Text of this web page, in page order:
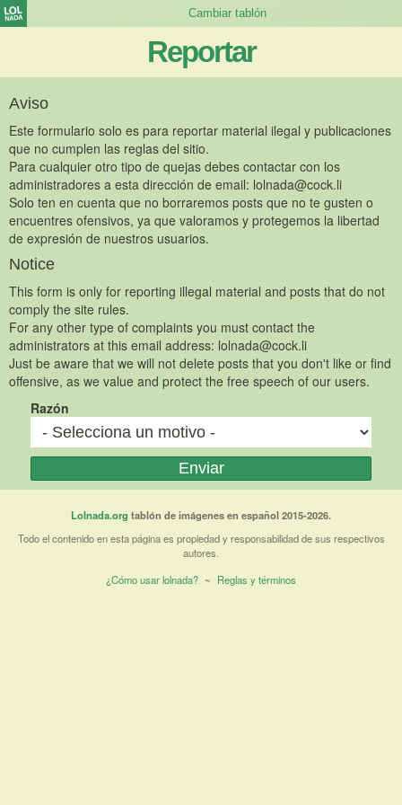
Reportar
Aviso
Este formulario solo es para reportar material ilegal y publicaciones
que no cumplen las reglas del sitio.
Para cualquier otro tipo de quejas debes contactar con los
administradores a esta dirección de email: lolnada@cock.li
Solo ten en cuenta que no borraremos posts que no te gusten o
encuentres ofensivos, ya que valoramos y protegemos la libertad
de expresión de nuestros usuarios.
Notice
This form is only for reporting illegal material and posts that do not
comply the site rules.
For any other type of complaints you must contact the
administrators at this email address: lolnada@cock.li
Just be aware that we will not delete posts that you don't like or find
offensive, as we value and protect the free speech of our users.
Razón
Lolnada.org tablón de imágenes en español 2015-2026.
Todo el contenido en esta página es propiedad y responsabilidad de sus respectivos
autores.
¿Cómo usar lolnada? ~ Reglas y términos